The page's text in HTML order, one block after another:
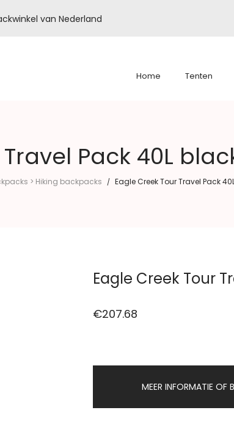
van Nederland
Home Tenten
Pack 40L
> Hiking backpacks / Eagle Creek Tour Travel Pack
Eagle Creek Tour
€207.68
MEER INFORMATIE OF